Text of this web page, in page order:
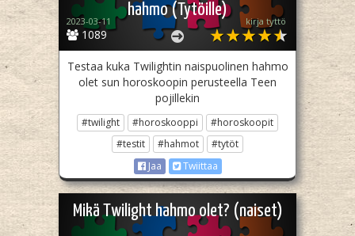
hahmo (Tytöille)
1089
2023-03-11 kirja tyttö
Testaa kuka Twilightin naispuolinen hahmo
olet sun horoskoopin perusteella Teen
pojillekin
#twilight #horoskooppi
#horoskoopit
#testit
#hahmot
#tytöt
Jaa
Twiittaa
Mikä Twilight hahmo olet? (naiset)